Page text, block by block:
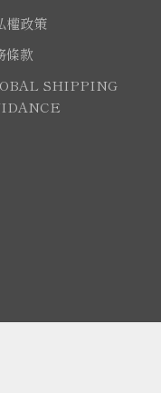
權政策
條款
SHIPPING